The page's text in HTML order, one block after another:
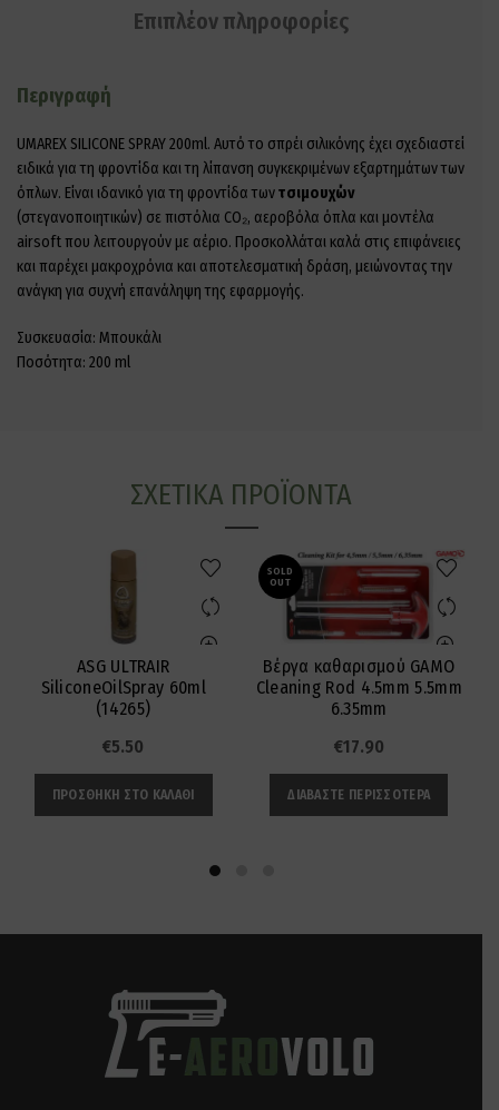
Επιπλέον πληροφορίες
Περιγραφή
UMAREX SILICONE SPRAY 200ml. Αυτό το σπρέι σιλικόνης έχει σχεδιαστεί
ειδικά για τη φροντίδα και τη λίπανση συγκεκριμένων εξαρτημάτων των
όπλων. Είναι ιδανικό για τη φροντίδα τωντσιμουχών
(στεγανοποιητικών) σε πιστόλια CO₂, αεροβόλα όπλα και μοντέλα
airsoft που λειτουργούν με αέριο. Προσκολλάται καλά στις επιφάνειες
και παρέχει μακροχρόνια και αποτελεσματική δράση, μειώνοντας την
ανάγκη για συχνή επανάληψη της εφαρμογής.
Συσκευασία: Μπουκάλι
Ποσότητα: 200 ml
ΣΧΕΤΙΚΆ ΠΡΟΪΌΝΤΑ
ASG ULTRAIR
SiliconeOilSpray 60ml
(14265)
€5.50
ΠΡΟΣΘΉΚΗ ΣΤΟ ΚΑΛΆΘΙ
SOLD
OUT
Βέργα καθαρισμού GAMO
Cleaning Rod 4.5mm 5.5mm
6.35mm
€17.90
ΔΙΑΒΆΣΤΕ ΠΕΡΙΣΣΌΤΕΡΑ